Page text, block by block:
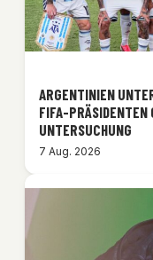
ARGENTINIEN
FIFA-PRÄSIDENTEN
UNTERSUCHUNG
7 Aug. 2026